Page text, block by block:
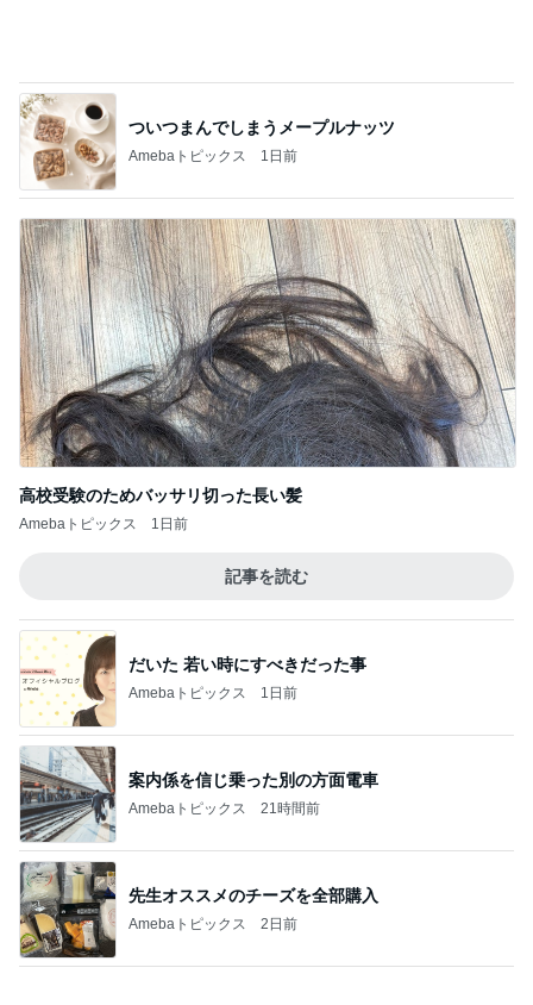
高校受験のためバッサリ切った長い髪
Amebaトピックス
記事を読む
だいた 若い時にすべきだった事
Amebaトピックス 1日前
案内係を信じ乗った別の方面電車
Amebaトピックス 21時間前
Amebaトピックス 2日前
月初に財布の紐が緩んだ購入品
Amebaトピックス 2日前